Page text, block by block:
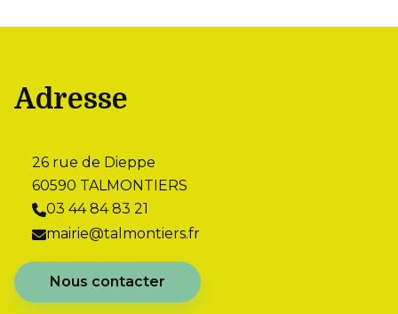
Adresse
26 rue de Dieppe
60590 TALMONTIERS
03 44 84 83 21
mairie@talmontiers.fr
Nous contacter